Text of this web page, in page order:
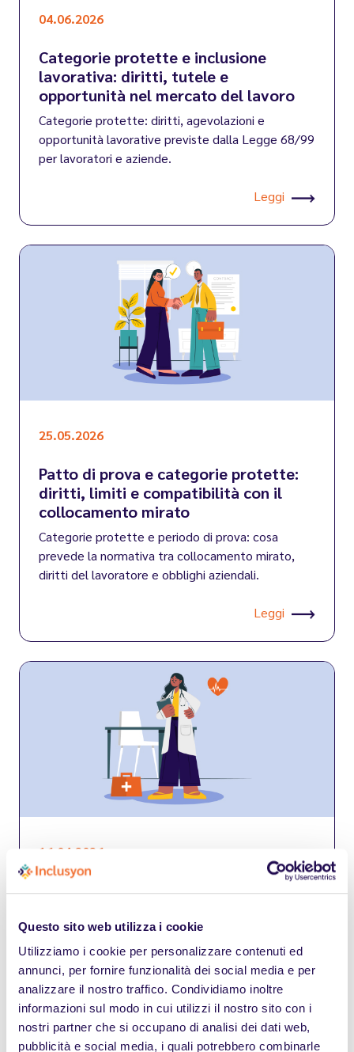
Questo sito web utilizza i cookie
Utilizziamo i cookie per personalizzare contenuti ed
annunci, per fornire funzionalità dei social media e per
analizzare il nostro traffico. Condividiamo inoltre
informazioni sul modo in cui utilizzi il nostro sito con i
nostri partner che si occupano di analisi dei dati web,
pubblicità e social media, i quali potrebbero combinarle
04.06.2026
Categorie protette e inclusione
lavorativa: diritti, tutele e
opportunità nel mercato del lavoro
Categorie protette: diritti, agevolazioni e
opportunità lavorative previste dalla Legge 68/99
per lavoratori e aziende.
Leggi
25.05.2026
Patto di prova e categorie protette:
diritti, limiti e compatibilità con il
collocamento mirato
Categorie protette e periodo di prova: cosa
prevede la normativa tra collocamento mirato,
diritti del lavoratore e obblighi aziendali.
Leggi
16.04.2026
Iscrizione alle categorie protette:
collocamento mirato
Iscrizione categorie protette: requisiti, procedura
e come funziona davvero il collocamento mirato.
Guida aggiornata per lavoratori e aziende.
Leggi